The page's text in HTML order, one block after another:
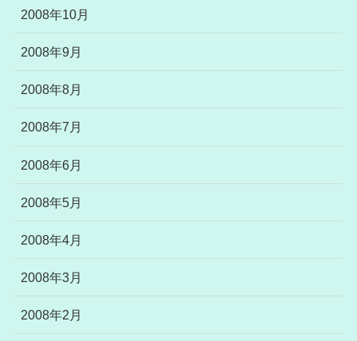
2008年10月
2008年9月
2008年8月
2008年7月
2008年6月
2008年5月
2008年4月
2008年3月
2008年2月